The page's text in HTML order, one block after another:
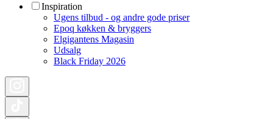
Inspiration
Ugens tilbud - og andre gode priser
Epoq køkken & bryggers
Elgigantens Magasin
Udsalg
Black Friday 2026